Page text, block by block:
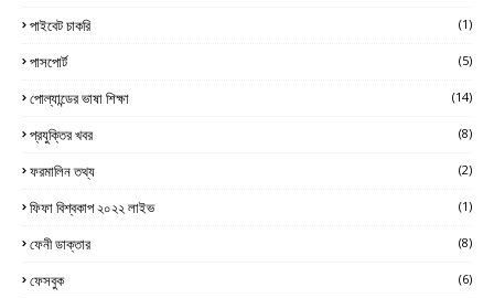
পাইবেট চাকরি (1)
পাসপোর্ট (5)
পোল্যান্ডের ভাষা শিক্ষা (14)
প্রযুক্তির খবর (8)
ফরমালিন তথ্য (2)
ফিফা বিশ্বকাপ ২০২২ লাইভ (1)
ফেনী ডাক্তার (8)
ফেসবুক (6)